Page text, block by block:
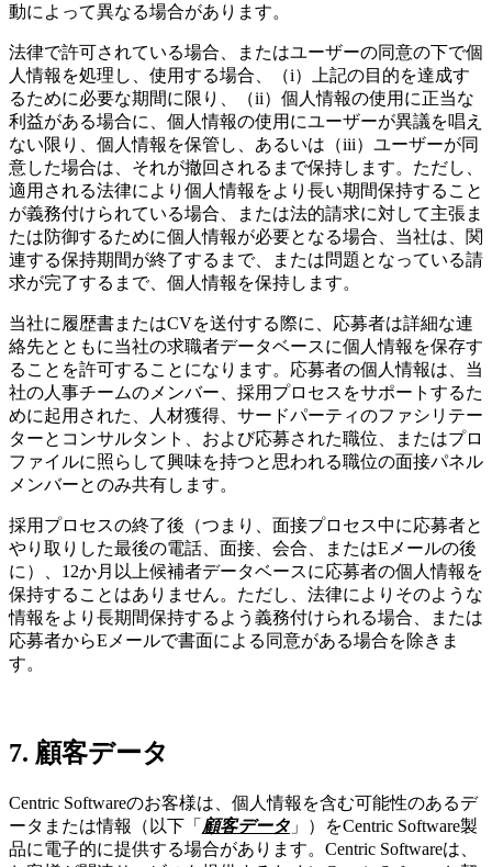
動によって異なる場合があります。
法律で許可されている場合、またはユーザーの同意の下で個
人情報を処理し、使用する場合、（i）上記の目的を達成す
るために必要な期間に限り、（ii）個人情報の使用に正当な
利益がある場合に、個人情報の使用にユーザーが異議を唱え
ない限り、個人情報を保管し、あるいは（iii）ユーザーが同
意した場合は、それが撤回されるまで保持します。ただし、
適用される法律により個人情報をより長い期間保持すること
が義務付けられている場合、または法的請求に対して主張ま
たは防御するために個人情報が必要となる場合、当社は、関
連する保持期間が終了するまで、または問題となっている請
求が完了するまで、個人情報を保持します。
当社に履歴書またはCVを送付する際に、応募者は詳細な連
絡先とともに当社の求職者データベースに個人情報を保存す
ることを許可することになります。応募者の個人情報は、当
社の人事チームのメンバー、採用プロセスをサポートするた
めに起用された、人材獲得、サードパーティのファシリテー
ターとコンサルタント、および応募された職位、またはプロ
ファイルに照らして興味を持つと思われる職位の面接パネル
メンバーとのみ共有します。
採用プロセスの終了後（つまり、面接プロセス中に応募者と
やり取りした最後の電話、面接、会合、またはEメールの後
に）、12か月以上候補者データベースに応募者の個人情報を
保持することはありません。ただし、法律によりそのような
情報をより長期間保持するよう義務付けられる場合、または
応募者からEメールで書面による同意がある場合を除きま
す。
7. 顧客データ
Centric Softwareのお客様は、個人情報を含む可能性のあるデ
ータまたは情報（以下「 顧客データ 」）をCentric Software製
品に電子的に提供する場合があります。Centric Softwareは、